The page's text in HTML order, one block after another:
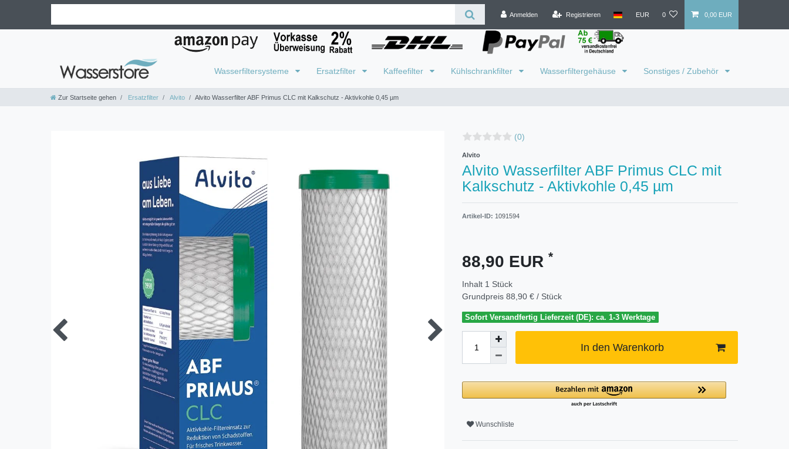
Anmelden Registrieren EUR 0 0,00 EUR
Wasserfiltersysteme Ersatzfilter Kaffeefilter Kühlschrankfilter Wasserfiltergehäuse Sonstiges / Zubehör
Zur Startseite gehen Ersatzfilter Alvito Alvito Wasserfilter ABF Primus CLC mit Kalkschutz - Aktivkohle 0,45 µm
(0)
Alvito
Alvito Wasserfilter ABF Primus CLC mit
Kalkschutz - Aktivkohle 0,45 µm
Artikel-ID: 1091594
88,90 EUR *
Inhalt 1 Stück
Grundpreis 88,90 € / Stück
Sofort Versandfertig Lieferzeit (DE): ca. 1-3 Werktage
In den Warenkorb
Wunschliste